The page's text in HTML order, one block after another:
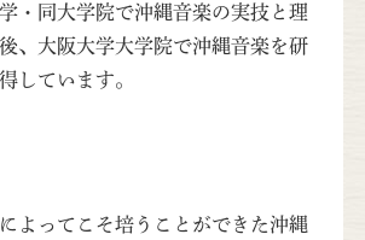
・同大学院で沖縄音楽の実技と理
、大阪大学大学院で沖縄音楽を研
しています。
よってこそ培うことができた沖縄